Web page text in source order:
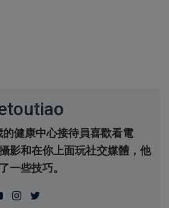
的健康中心接待員喜歡看電
影和在你上面玩社交媒體，他
一些技巧。